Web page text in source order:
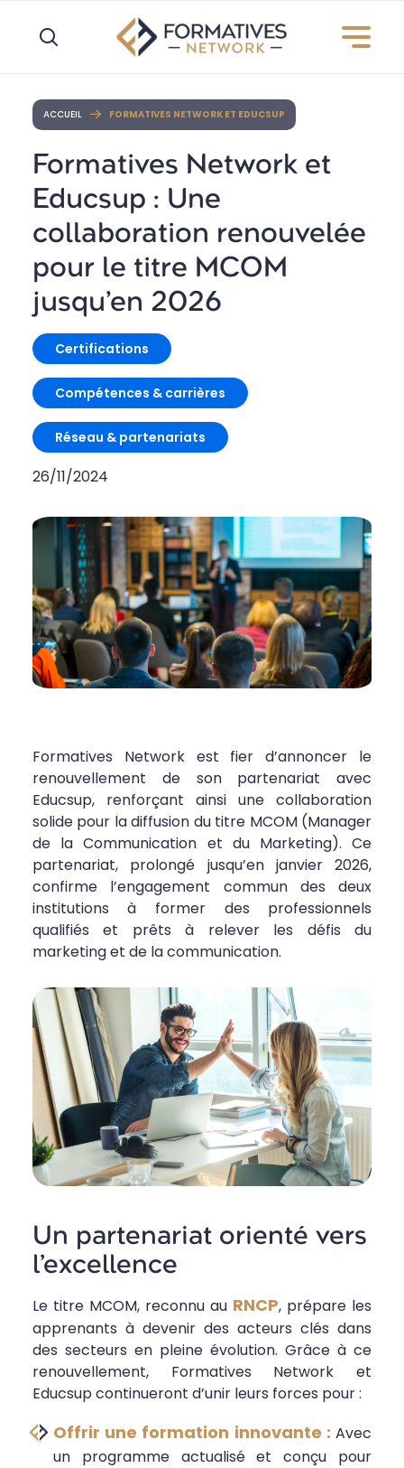
ACCUEIL FORMATIVES NETWORK ET EDUCSUP
Formatives Network et
Educsup : Une
collaboration renouvelée
pour le titre MCOM
jusqu’en 2026
Certifications
Compétences & carrières
Réseau & partenariats
26/11/2024
Formatives Network est fier d’annoncer le
renouvellement de son partenariat avec
Educsup, renforçant ainsi une collaboration
solide pour la diffusion du titre MCOM (Manager
de la Communication et du Marketing). Ce
partenariat, prolongé jusqu’en janvier 2026,
confirme l’engagement commun des deux
institutions à former des professionnels
qualifiés et prêts à relever les défis du
marketing et de la communication.
Un partenariat orienté vers
l’excellence
Le titre MCOM, reconnu au RNCP, prépare les
apprenants à devenir des acteurs clés dans
des secteurs en pleine évolution. Grâce à ce
renouvellement, Formatives Network et
Educsup continueront d’unir leurs forces pour :
Offrir une formation innovante : Avec
un programme actualisé et conçu pour